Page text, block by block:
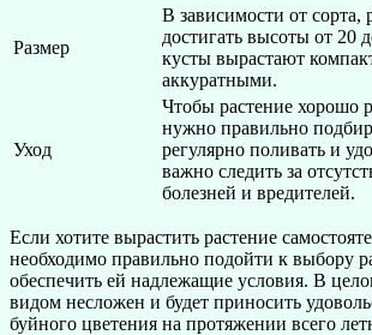
Размер
В зависимости от сорта,
достигать высоты от 20
кусты вырастают
аккуратными.
Уход
Чтобы растение хорошо
нужно правильно
регулярно поливать и
важно следить за
болезней и вредителей.
Если хотите вырастить растение
необходимо правильно подойти к выбору
обеспечить ей надлежащие условия. В
видом несложен и будет приносить
буйного цветения на протяжении всего